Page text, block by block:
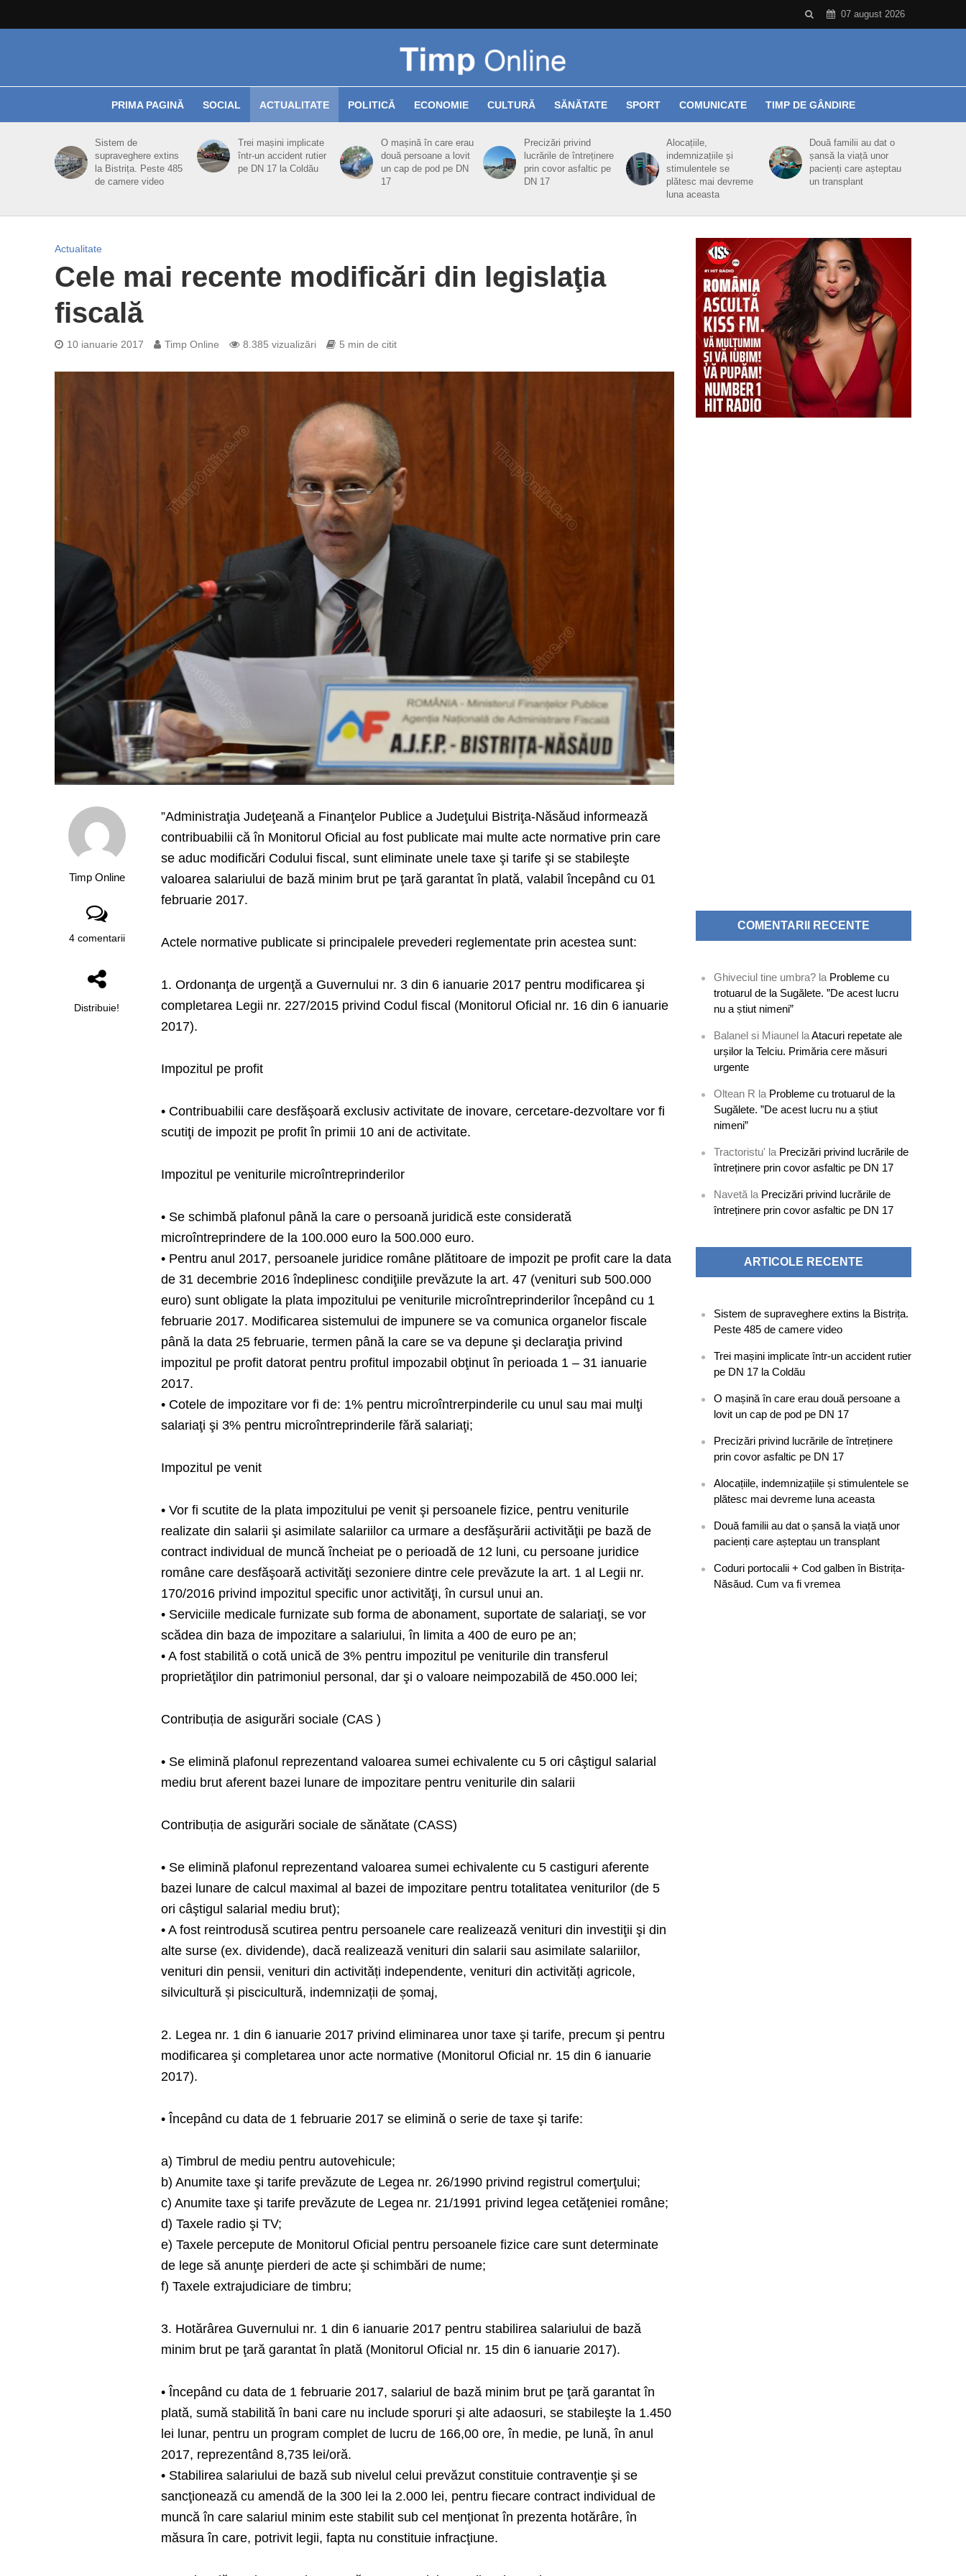
07 august 2026
PRIMA PAGINĂ SOCIAL ACTUALITATE POLITICĂ ECONOMIE CULTURĂ SĂNĂTATE SPORT COMUNICATE TIMP DE GÂNDIRE
Sistem de
supraveghere extins
la Bistrița. Peste 485
de camere video
Trei mașini implicate
într-un accident rutier
pe DN 17 la Coldău
O mașină în care erau
două persoane a lovit
un cap de pod pe DN
17
Precizări privind
lucrările de întreținere
prin covor asfaltic pe
DN 17
Alocațiile,
indemnizațiile și
stimulentele se
plătesc mai devreme
luna aceasta
Două familii au dat o
șansă la viață unor
pacienți care așteptau
un transplant
Actualitate
Cele mai recente modificări din legislaţia
fiscală
10 ianuarie 2017 Timp Online 8.385 vizualizări 5 min de citit
Timp Online
4 comentarii
Distribuie!
”Administraţia Judeţeană a Finanţelor Publice a Judeţului Bistriţa-Năsăud informează
contribuabilii că în Monitorul Oficial au fost publicate mai multe acte normative prin care
se aduc modificări Codului fiscal, sunt eliminate unele taxe şi tarife şi se stabileşte
valoarea salariului de bază minim brut pe ţară garantat în plată, valabil începând cu 01
februarie 2017.
Actele normative publicate si principalele prevederi reglementate prin acestea sunt:
1. Ordonanţa de urgenţă a Guvernului nr. 3 din 6 ianuarie 2017 pentru modificarea şi
completarea Legii nr. 227/2015 privind Codul fiscal (Monitorul Oficial nr. 16 din 6 ianuarie
2017).
Impozitul pe profit
• Contribuabilii care desfăşoară exclusiv activitate de inovare, cercetare-dezvoltare vor fi
scutiţi de impozit pe profit în primii 10 ani de activitate.
Impozitul pe veniturile microîntreprinderilor
• Se schimbă plafonul până la care o persoană juridică este considerată
microîntreprindere de la 100.000 euro la 500.000 euro.
• Pentru anul 2017, persoanele juridice române plătitoare de impozit pe profit care la data
de 31 decembrie 2016 îndeplinesc condiţiile prevăzute la art. 47 (venituri sub 500.000
euro) sunt obligate la plata impozitului pe veniturile microîntreprinderilor începând cu 1
februarie 2017. Modificarea sistemului de impunere se va comunica organelor fiscale
până la data 25 februarie, termen până la care se va depune şi declaraţia privind
impozitul pe profit datorat pentru profitul impozabil obţinut în perioada 1 – 31 ianuarie
2017.
• Cotele de impozitare vor fi de: 1% pentru microîntrerpinderile cu unul sau mai mulţi
salariaţi şi 3% pentru microîntreprinderile fără salariaţi;
Impozitul pe venit
• Vor fi scutite de la plata impozitului pe venit şi persoanele fizice, pentru veniturile
realizate din salarii şi asimilate salariilor ca urmare a desfăşurării activităţii pe bază de
contract individual de muncă încheiat pe o perioadă de 12 luni, cu persoane juridice
române care desfăşoară activităţi sezoniere dintre cele prevăzute la art. 1 al Legii nr.
170/2016 privind impozitul specific unor activităţi, în cursul unui an.
• Serviciile medicale furnizate sub forma de abonament, suportate de salariaţi, se vor
scădea din baza de impozitare a salariului, în limita a 400 de euro pe an;
• A fost stabilită o cotă unică de 3% pentru impozitul pe veniturile din transferul
proprietăţilor din patrimoniul personal, dar şi o valoare neimpozabilă de 450.000 lei;
Contribuția de asigurări sociale (CAS )
• Se elimină plafonul reprezentand valoarea sumei echivalente cu 5 ori câştigul salarial
mediu brut aferent bazei lunare de impozitare pentru veniturile din salarii
Contribuția de asigurări sociale de sănătate (CASS)
• Se elimină plafonul reprezentand valoarea sumei echivalente cu 5 castiguri aferente
bazei lunare de calcul maximal al bazei de impozitare pentru totalitatea veniturilor (de 5
ori câştigul salarial mediu brut);
• A fost reintrodusă scutirea pentru persoanele care realizează venituri din investiţii şi din
alte surse (ex. dividende), dacă realizează venituri din salarii sau asimilate salariilor,
venituri din pensii, venituri din activități independente, venituri din activități agricole,
silvicultură și piscicultură, indemnizații de șomaj,
2. Legea nr. 1 din 6 ianuarie 2017 privind eliminarea unor taxe şi tarife, precum şi pentru
modificarea şi completarea unor acte normative (Monitorul Oficial nr. 15 din 6 ianuarie
2017).
• Începând cu data de 1 februarie 2017 se elimină o serie de taxe şi tarife:
a) Timbrul de mediu pentru autovehicule;
b) Anumite taxe şi tarife prevăzute de Legea nr. 26/1990 privind registrul comerţului;
c) Anumite taxe şi tarife prevăzute de Legea nr. 21/1991 privind legea cetăţeniei române;
d) Taxele radio şi TV;
e) Taxele percepute de Monitorul Oficial pentru persoanele fizice care sunt determinate
de lege să anunţe pierderi de acte şi schimbări de nume;
f) Taxele extrajudiciare de timbru;
3. Hotărârea Guvernului nr. 1 din 6 ianuarie 2017 pentru stabilirea salariului de bază
minim brut pe ţară garantat în plată (Monitorul Oficial nr. 15 din 6 ianuarie 2017).
• Începând cu data de 1 februarie 2017, salariul de bază minim brut pe ţară garantat în
plată, sumă stabilită în bani care nu include sporuri şi alte adaosuri, se stabileşte la 1.450
lei lunar, pentru un program complet de lucru de 166,00 ore, în medie, pe lună, în anul
2017, reprezentând 8,735 lei/oră.
• Stabilirea salariului de bază sub nivelul celui prevăzut constituie contravenţie şi se
sancţionează cu amendă de la 300 lei la 2.000 lei, pentru fiecare contract individual de
muncă în care salariul minim este stabilit sub cel menţionat în prezenta hotărâre, în
măsura în care, potrivit legii, fapta nu constituie infracţiune.
COMENTARII RECENTE
Ghiveciul tine umbra? la Probleme cu
trotuarul de la Sugălete. ”De acest lucru
nu a știut nimeni”
Balanel si Miaunel laAtacuri repetate ale
urșilor la Telciu. Primăria cere măsuri
urgente
Oltean R la Probleme cu trotuarul de la
Sugălete. ”De acest lucru nu a știut
nimeni”
Tractoristu' la Precizări privind lucrările de
întreținere prin covor asfaltic pe DN 17
Navetă la Precizări privind lucrările de
întreținere prin covor asfaltic pe DN 17
ARTICOLE RECENTE
Sistem de supraveghere extins la Bistrița.
Peste 485 de camere video
Trei mașini implicate într-un accident rutier
pe DN 17 la Coldău
O mașină în care erau două persoane a
lovit un cap de pod pe DN 17
Precizări privind lucrările de întreținere
prin covor asfaltic pe DN 17
Alocațiile, indemnizațiile și stimulentele se
plătesc mai devreme luna aceasta
Două familii au dat o șansă la viață unor
pacienți care așteptau un transplant
Coduri portocalii + Cod galben în Bistrița-
Năsăud. Cum va fi vremea